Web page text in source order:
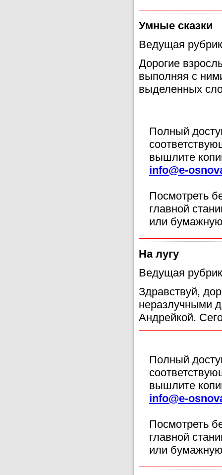
Умные сказки
Ведущая
Дорогие
выполняя с
выделенных
Полный
вышлите
info@e-
Посмотреть
главной
или
На лугу
Ведущая
Здравствуй,
неразлучными
Андрейкой.
Полный
вышлите
info@e-
Посмотреть
главной
или